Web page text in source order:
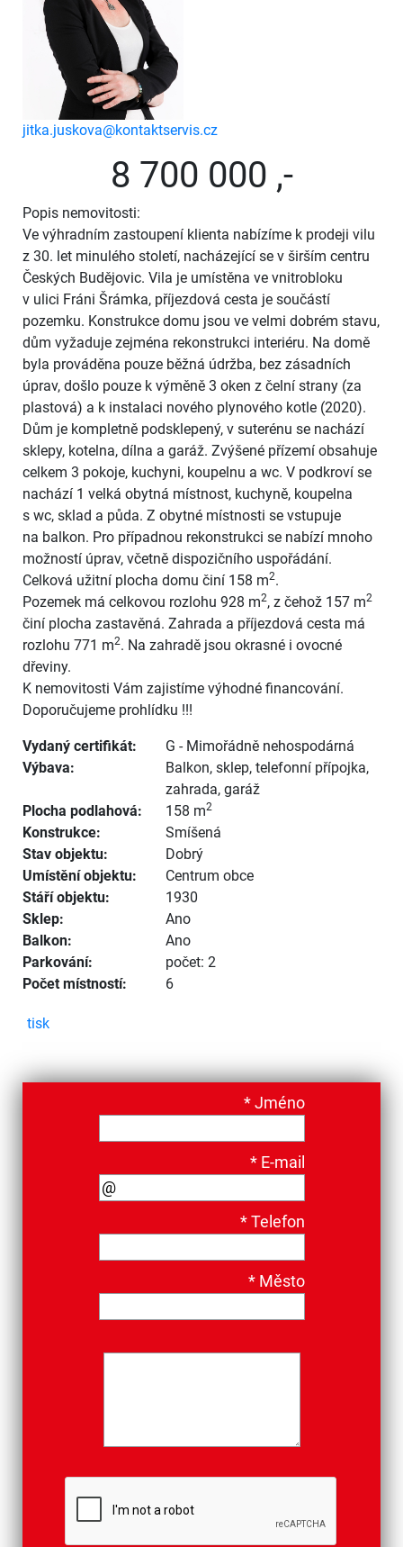
jitka.juskova@kontaktservis.cz
8 700 000 ,-
Popis nemovitosti:
Ve výhradním zastoupení klienta nabízíme k prodeji vilu
z 30. let minulého století, nacházející se v širším centru
Českých Budějovic. Vila je umístěna ve vnitrobloku
v ulici Fráni Šrámka, příjezdová cesta je součástí
pozemku. Konstrukce domu jsou ve velmi dobrém stavu,
dům vyžaduje zejména rekonstrukci interiéru. Na domě
byla prováděna pouze běžná údržba, bez zásadních
úprav, došlo pouze k výměně 3 oken z čelní strany (za
plastová) a k instalaci nového plynového kotle (2020).
Dům je kompletně podsklepený, v suterénu se nachází
sklepy, kotelna, dílna a garáž. Zvýšené přízemí obsahuje
celkem 3 pokoje, kuchyni, koupelnu a wc. V podkroví se
nachází 1 velká obytná místnost, kuchyně, koupelna
s wc, sklad a půda. Z obytné místnosti se vstupuje
na balkon. Pro případnou rekonstrukci se nabízí mnoho
možností úprav, včetně dispozičního uspořádání.
Celková užitní plocha domu činí 158 m2.
Pozemek má celkovou rozlohu 928 m2, z čehož 157 m2
činí plocha zastavěná. Zahrada a příjezdová cesta má
rozlohu 771 m2. Na zahradě jsou okrasné i ovocné
dřeviny.
K nemovitosti Vám zajistíme výhodné financování.
Doporučujeme prohlídku !!!
Vydaný certifikát:
G - Mimořádně nehospodárná
Výbava:
Balkon,sklep,telefonní přípojka,
zahrada,garáž
Plocha podlahová:
158 m2
Konstrukce:
Smíšená
Stav objektu:
Dobrý
Umístění objektu:
Centrum obce
Stáří objektu:
1930
Sklep:
Ano
Balkon:
Ano
Parkování:
počet: 2
Počet místností:
6
tisk
*Jméno
*E-mail
*Telefon
*Město